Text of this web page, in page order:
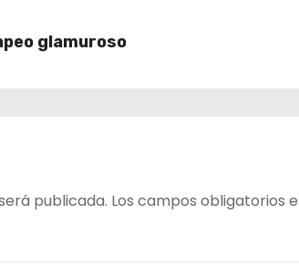
glamuroso
publicada. Los campos obligatorios